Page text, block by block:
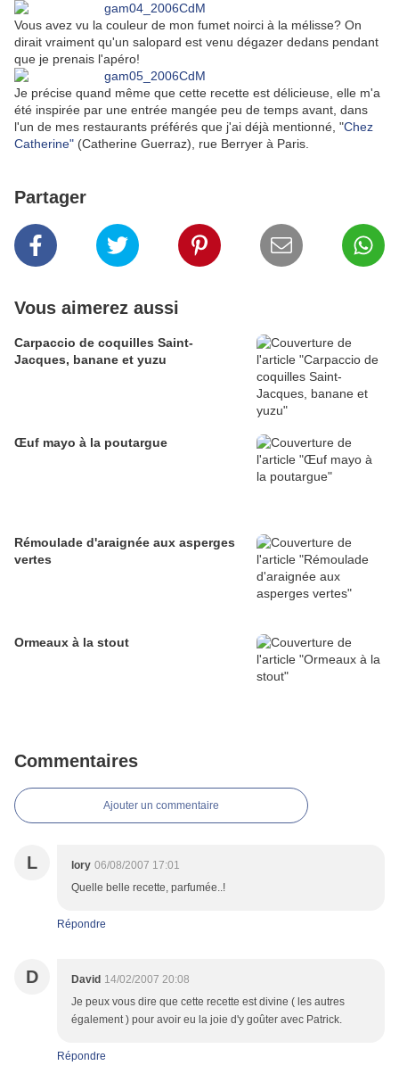
Vous avez vu la couleur de mon fumet noirci à la mélisse? On
dirait vraiment qu'un salopard est venu dégazer dedans pendant
que je prenais l'apéro!
Je précise quand même que cette recette est délicieuse, elle m'a
été inspirée par une entrée mangée peu de temps avant, dans
l'un de mes restaurants préférés que j'ai déjà mentionné, "Chez
Catherine" (Catherine Guerraz), rue Berryer à Paris.
Partager
Vous aimerez aussi
Carpaccio de coquilles Saint-
Jacques, banane et yuzu
Œuf mayo à la poutargue
Rémoulade d'araignée aux asperges
vertes
Ormeaux à la stout
Commentaires
Ajouter un commentaire
L lory 06/08/2007 17:01
Quelle belle recette, parfumée..!
Répondre
D David 14/02/2007 20:08
Je peux vous dire que cette recette est divine ( les autres
également ) pour avoir eu la joie d'y goûter avec Patrick.
Répondre